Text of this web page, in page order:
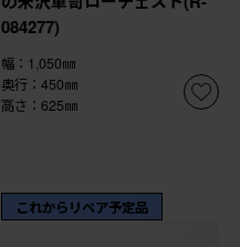
084277)
幅：1,050㎜
奥行：450㎜
高さ：625㎜
これからリペア予定品